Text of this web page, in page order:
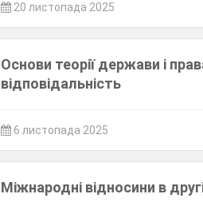
20 листопада 2025
Основи теорії держави і
відповідальність
6 листопада 2025
Міжнародні відносини в